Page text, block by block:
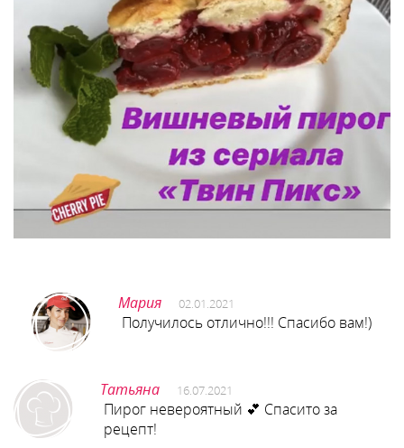
Мария 02.01.2021
Получилось отлично!!! Спасибо вам!)
Татьяна 16.07.2021
Пирог невероятный 💕 Спасито за
рецепт!